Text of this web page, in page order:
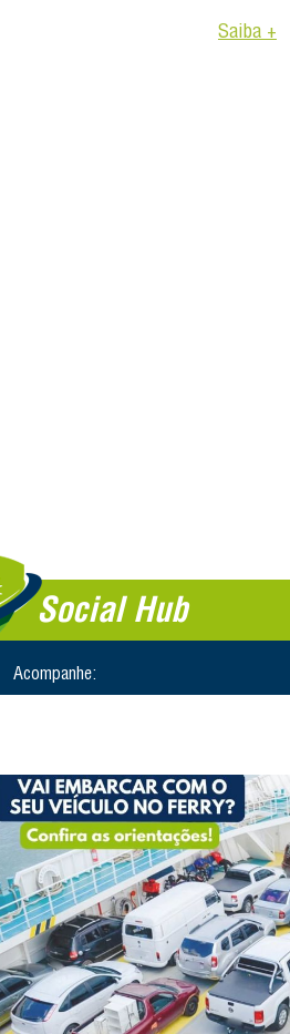
Saiba +
Social Hub
Acompanhe: